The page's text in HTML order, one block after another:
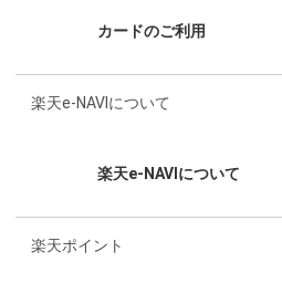
楽天e-NAVIについて
楽天ポイント